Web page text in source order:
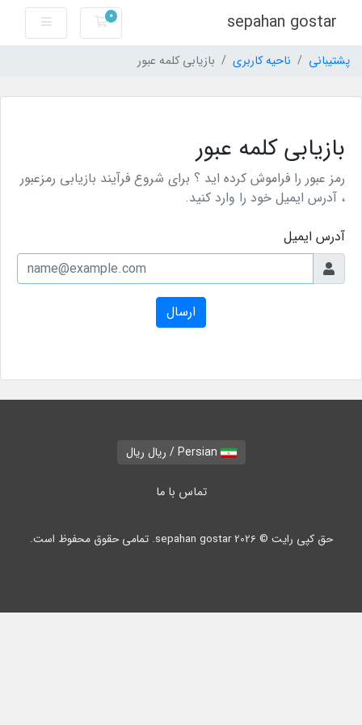
sepahan gostar
0 سبد خرید
پشتیبانی ناحیه کاربری بازیابی کلمه عبور
بازیابی کلمه عبور
رمز عبور را فراموش کرده اید ؟ برای شروع فرآیند بازیابی رمزعبور
، آدرس ایمیل خود را وارد کنید.
آدرس ایمیل
ارسال
تماس با ما
حق کپی رایت © 2026 sepahan gostar. تمامی حقوق محفوظ است.